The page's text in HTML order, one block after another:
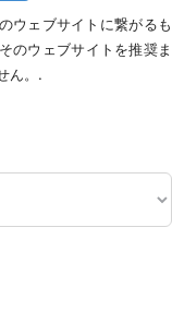
ウェブサイトに繋がるも
のウェブサイトを推奨ま
ん。.